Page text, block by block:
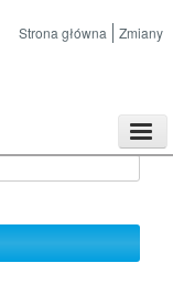
Strona główna Zmiany